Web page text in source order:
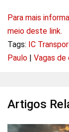
Para mais
meio deste link.
Tags: IC
Paulo
Vagas de
Artigos